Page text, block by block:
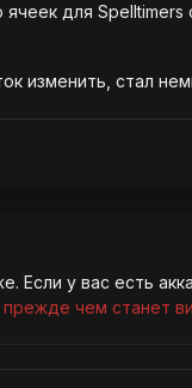
ячеек для
изменить, стал
Если у вас есть
чем станет